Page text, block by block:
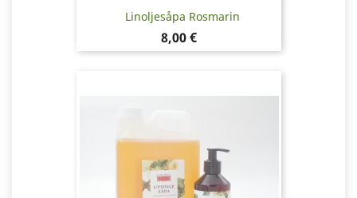
Linoljesåpa Rosmarin
Pris
8,00 €